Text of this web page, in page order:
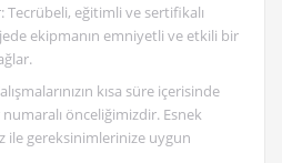
eğitimli ve sertifikalı
ekipmanın emniyetli ve etkili bir
kısa süre içerisinde
önceliğimizdir. Esnek
gereksinimlerinize uygun